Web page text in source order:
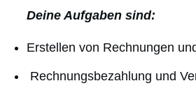
Deine Aufgaben sind:
Erstellen von Rechnungen
Rechnungsbezahlung und